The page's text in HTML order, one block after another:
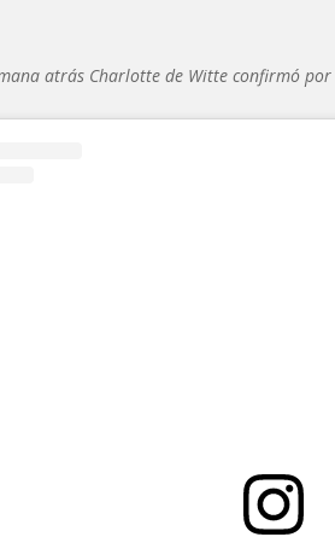
atrás Charlotte de Witte confirmó por